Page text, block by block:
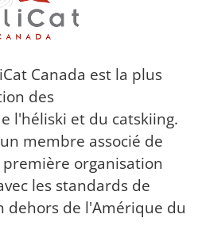
Canada est la plus
des
l'héliski et du catskiing.
membre associé de
organisation
les standards de
dehors de l'Amérique du